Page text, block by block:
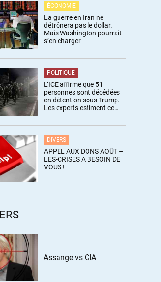
ÉCONOMIE
La guerre en Iran ne
détrônera pas le dollar.
Mais Washington pourrait
s’en charger
POLITIQUE
L’ICE affirme que 51
personnes sont décédées
en détention sous Trump.
Les experts estiment ce
DIVERS
APPEL AUX DONS AOÛT –
LES-CRISES A BESOIN DE
VOUS !
Assange vs CIA